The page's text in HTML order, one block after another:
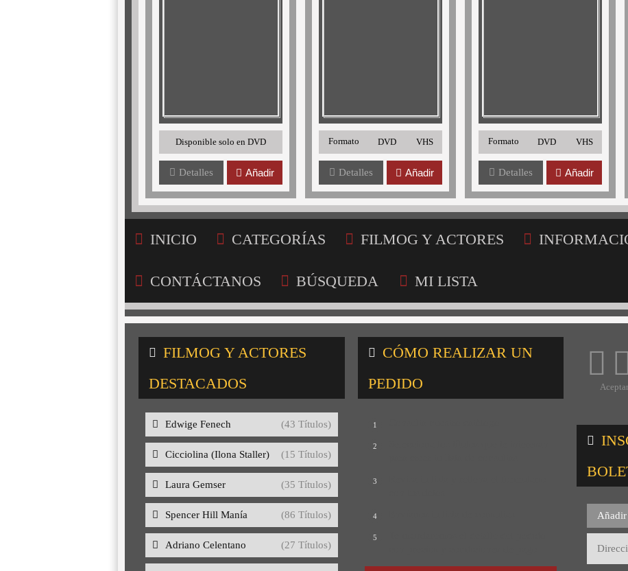
Disponible solo en DVD
Detalles Añadir
Formato DVD VHS
Detalles Añadir
Formato DVD VHS
Detalles Añadir
INICIO CATEGORÍAS FILMOG Y ACTORES
CONTÁCTANOS BÚSQUEDA MI LISTA
FILMOG Y ACTORES
DESTACADOS
Edwige Fenech (43 Títulos)
Cicciolina (Ilona Staller) (15 Títulos)
Laura Gemser (35 Títulos)
Spencer Hill Manía (86 Títulos)
Adriano Celentano (27 Títulos)
CÓMO REALIZAR UN
PEDIDO
1
2
3
4
5